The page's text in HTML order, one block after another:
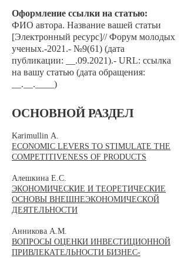
Оформление ссылки на статью:
ФИО автора. Название вашей статьи
[Электронный ресурс]// Форум молодых
ученых.-2021.- №9(61) (дата
публикации: __.09.2021).- URL: ссылка
на вашу статью (дата обращения:
__.__.____)
ОСНОВНОЙ РАЗДЕЛ
Karimullin А.
ECONOMIC LEVERS TO STIMULATE THE
COMPETITIVENESS OF PRODUCTS
Алешкина Е.С.
ЭКОНОМИЧЕСКИЕ И ТЕОРЕТИЧЕСКИЕ
ОСНОВЫ ВНЕШНЕЭКОНОМИЧЕСКОЙ
ДЕЯТЕЛЬНОСТИ
Анникова А.М.
ВОПРОСЫ ОЦЕНКИ ИНВЕСТИЦИОННОЙ
ПРИВЛЕКАТЕЛЬНОСТИ БИЗНЕС-